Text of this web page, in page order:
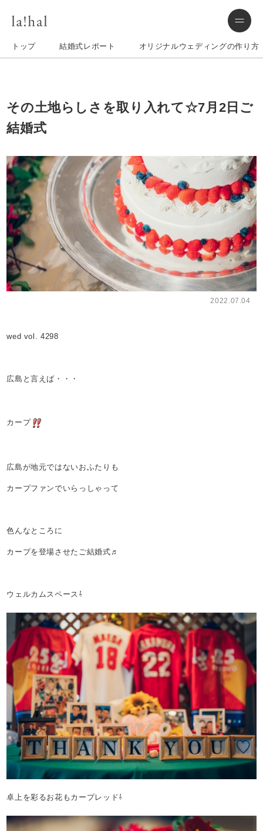
トップ 結婚式レポート オリジナルウェディングの作り方
その土地らしさを取り入れて☆7月2日ご
結婚式
2022.07.04
wed vol. 4298
広島と言えば・・・
カープ
広島が地元ではないおふたりも
カープファンでいらっしゃって
色んなところに
カープを登場させたご結婚式♬
ウェルカムスペース⇩
卓上を彩るお花もカープレッド⇩